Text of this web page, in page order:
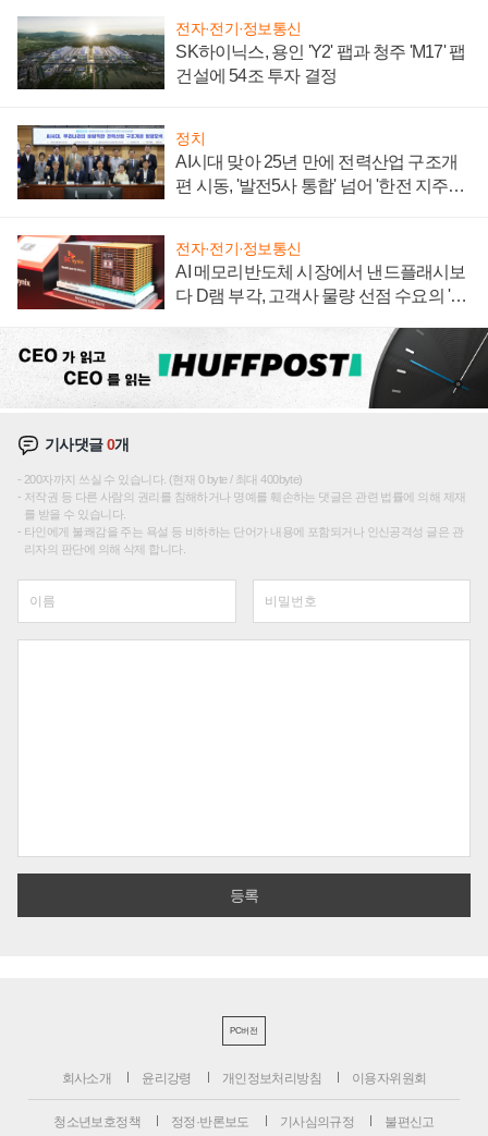
전자·전기·정보통신
SK하이닉스, 용인 'Y2' 팹과 청주 'M17' 팹
건설에 54조 투자 결정
정치
AI시대 맞아 25년 만에 전력산업 구조개
편 시동, '발전5사 통합' 넘어 '한전 지주사'
전자·전기·정보통신
AI 메모리반도체 시장에서 낸드플래시보
다 D램 부각, 고객사 물량 선점 수요의 '우
기사댓글0개
200자까지 쓰실 수 있습니다. (현재 0 byte / 최대 400byte)
저작권 등 다른 사람의 권리를 침해하거나 명예를 훼손하는 댓글은 관련 법률에 의해 제재
를 받을 수 있습니다.
타인에게 불쾌감을 주는 욕설 등 비하하는 단어가 내용에 포함되거나 인신공격성 글은 관
리자의 판단에 의해 삭제 합니다.
PC버전
회사소개 윤리강령 개인정보처리방침 이용자위원회
청소년보호정책 정정·반론보도 기사심의규정 불편신고